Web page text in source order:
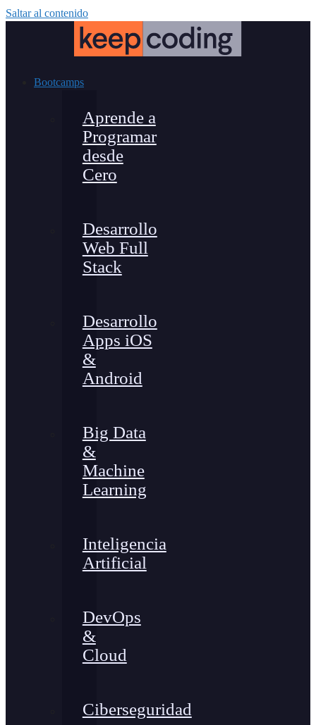
Saltar al contenido
Bootcamps
Aprende a
Programar
desde
Cero
Desarrollo
Web Full
Stack
Desarrollo
Apps iOS
&
Android
Big Data
&
Machine
Learning
Inteligencia
Artificial
DevOps
&
Cloud
Ciberseguridad